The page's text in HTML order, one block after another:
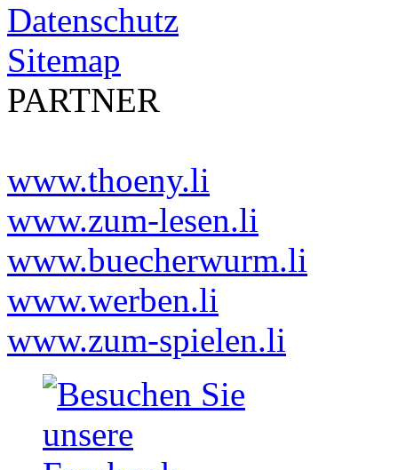
Datenschutz
Sitemap
PARTNER
www.thoeny.li
www.zum-lesen.li
www.buecherwurm.li
www.werben.li
www.zum-spielen.li